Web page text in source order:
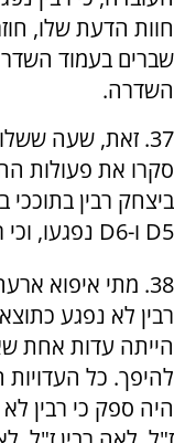
חוות הדעת שלו,
שברים בעמוד
השדרה.
37. זאת, שעה
סקרו את פעולות
ביצחק רבין בתוככי
D5 ו-D6 נפגעו, וכי רבין סבל מהלם ספינלי.
38. מתי איפוא
רבין לא נפגע
הייתה עדות אחת
להיפך. כל